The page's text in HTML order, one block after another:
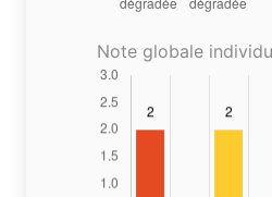
Note globale